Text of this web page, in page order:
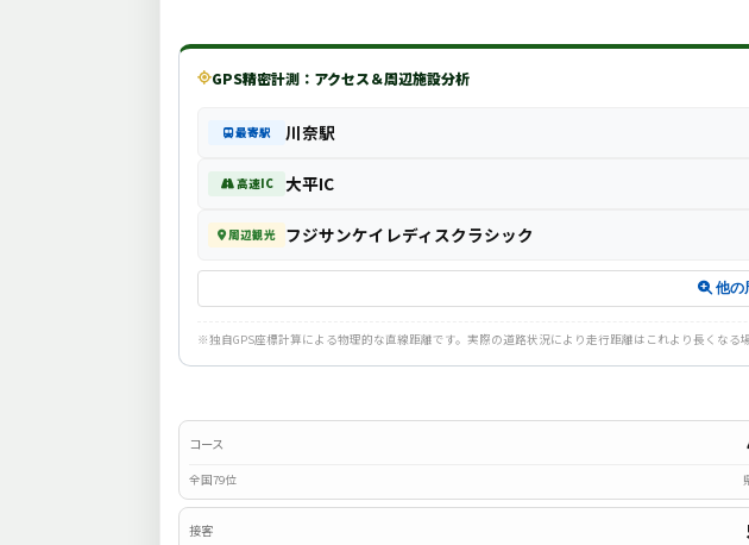
GPS精密計測：アクセス＆周辺施設分析
最寄駅 川奈駅
高速IC 大平IC
周辺観光 フジサンケイレディスクラシック
他の
※独自GPS座標計算による物理的な直線距離です。実際の道路状況により走行距離はこれより長くなる
コース
全国79位
接客